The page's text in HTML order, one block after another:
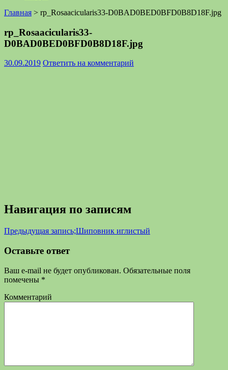
Главная > rp_Rosaacicularis33-D0BAD0BED0BFD0B8D18F.jpg
rp_Rosaacicularis33-
D0BAD0BED0BFD0B8D18F.jpg
30.09.2019 Ответить на комментарий
Навигация по записям
Предыдущая запись;Шиповник иглистый
Оставьте ответ
Ваш e-mail не будет опубликован. Обязательные поля
помечены *
Комментарий